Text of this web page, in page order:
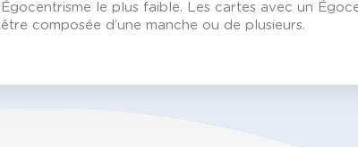
le plus faible. Les cartes avec un
composée d’une manche ou de plusieurs.